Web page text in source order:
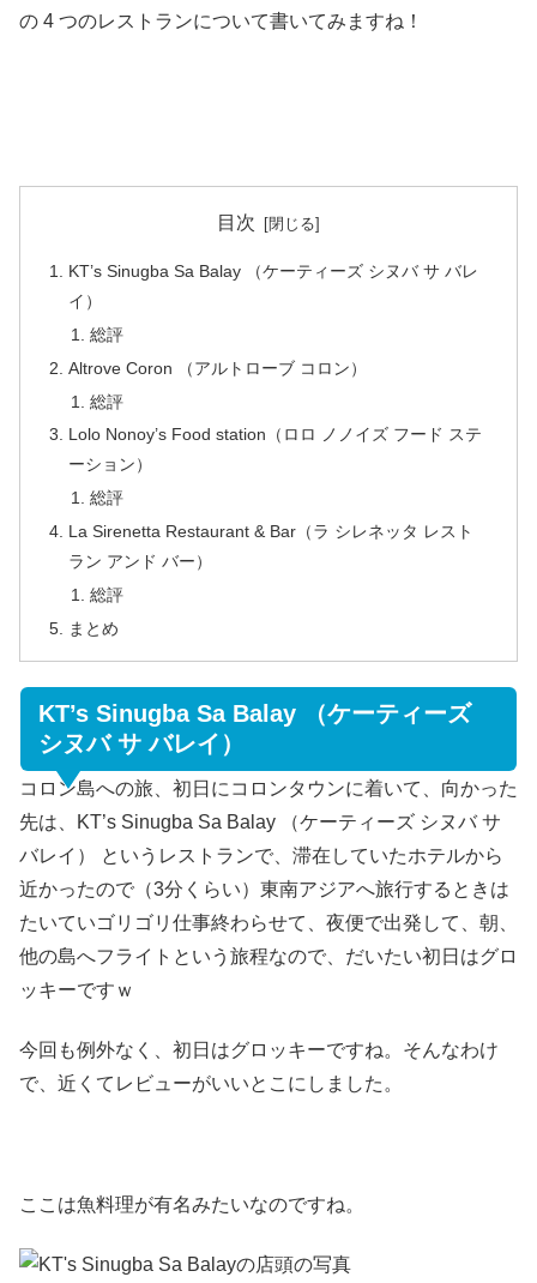
の 4 つのレストランについて書いてみますね！
目次
KT’s Sinugba Sa Balay （ケーティーズ シヌバ サ バレ
イ）
総評
Altrove Coron （アルトローブ コロン）
総評
Lolo Nonoy’s Food station（ロロ ノノイズ フード ステ
ーション）
総評
La Sirenetta Restaurant & Bar（ラ シレネッタ レスト
ラン アンド バー）
総評
まとめ
KT’s Sinugba Sa Balay （ケーティーズ
シヌバ サ バレイ）
コロン島への旅、初日にコロンタウンに着いて、向かった
先は、KT’s Sinugba Sa Balay （ケーティーズ シヌバ サ
バレイ） というレストランで、滞在していたホテルから
近かったので（3分くらい）東南アジアへ旅行するときは
たいていゴリゴリ仕事終わらせて、夜便で出発して、朝、
他の島へフライトという旅程なので、だいたい初日はグロ
ッキーですｗ
今回も例外なく、初日はグロッキーですね。そんなわけ
で、近くてレビューがいいとこにしました。
ここは魚料理が有名みたいなのですね。